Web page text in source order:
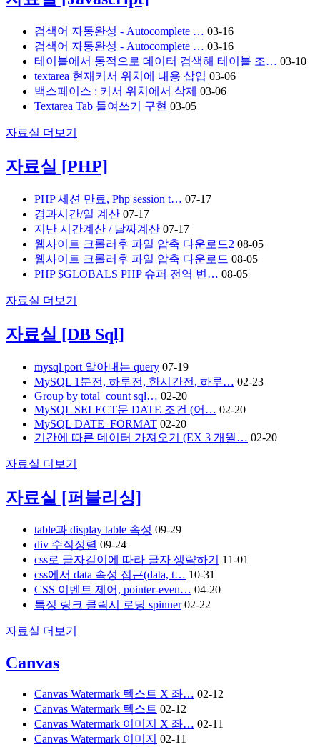
검색어 자동완성 - Autocomplete … 03-16
검색어 자동완성 - Autocomplete … 03-16
테이블에서 동적으로 데이터 검색해 테이블 조… 03-10
textarea 현재커서 위치에 내용 삽입 03-06
백스페이스 : 커서 위치에서 삭제 03-06
Textarea Tab 들여쓰기 구현 03-05
자료실 더보기
자료실 [PHP]
PHP 세션 만료, Php session t… 07-17
경과시간/일 계산 07-17
지난 시간계산 / 날짜계산 07-17
웹사이트 크롤러후 파일 압축 다운로드2 08-05
웹사이트 크롤러후 파일 압축 다운로드 08-05
PHP $GLOBALS PHP 슈퍼 전역 변… 08-05
자료실 더보기
자료실 [DB Sql]
mysql port 알아내는 query 07-19
MySQL 1분전, 하루전, 한시간전, 하루… 02-23
Group by total_count sql… 02-20
MySQL SELECT문 DATE 조건 (어… 02-20
MySQL DATE_FORMAT 02-20
기간에 따른 데이터 가져오기 (EX 3 개월… 02-20
자료실 더보기
자료실 [퍼블리싱]
table과 display table 속성 09-29
div 수직정렬 09-24
css로 글자길이에 따라 글자 생략하기
11-01
css에서 data 속성 접근(data, t… 10-31
CSS 이벤트 제어, pointer-even… 04-20
특정 링크 클릭시 로딩 spinner 02-22
자료실 더보기
Canvas
Canvas Watermark 텍스트 X 좌… 02-12
Canvas Watermark 텍스트 02-12
Canvas Watermark 이미지 X 좌… 02-11
Canvas Watermark 이미지 02-11